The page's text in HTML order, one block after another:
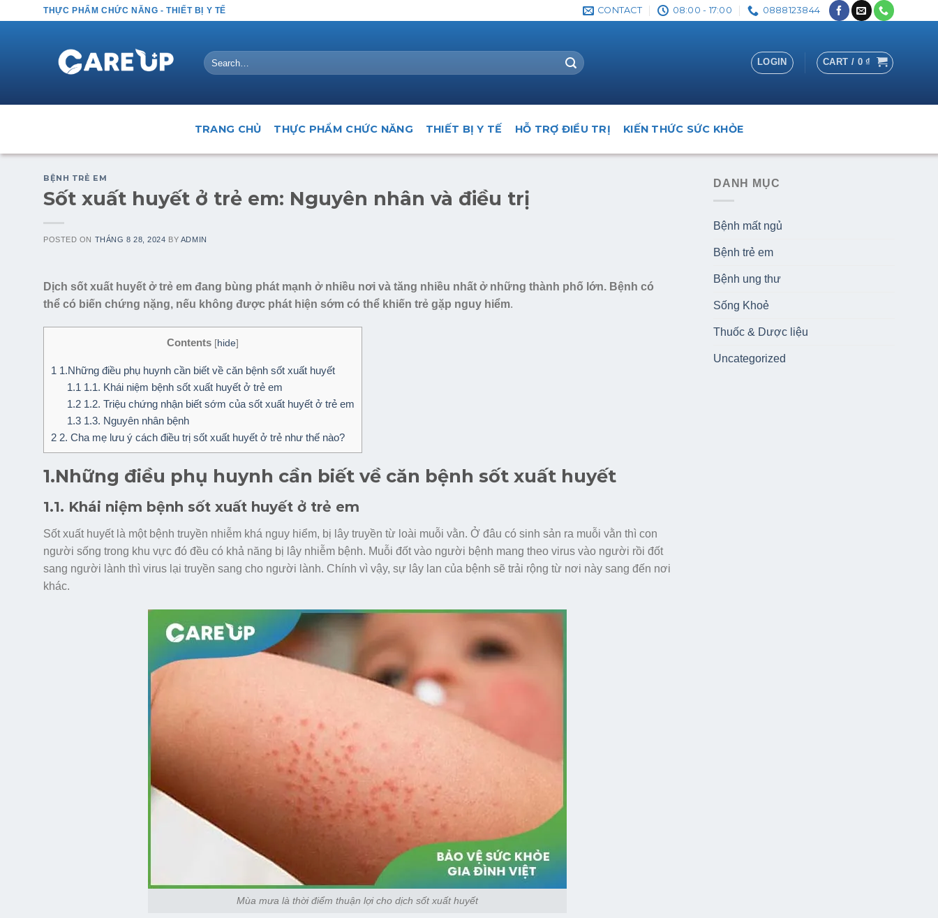
THỰC PHẨM CHỨC NĂNG - THIẾT BỊ Y TẾ CONTACT 08:00 - 17:00 0888123844
Search
for:
LOGIN CART / 0₫
TRANG CHỦ THỰC PHẨM CHỨC NĂNG THIẾT BỊ Y TẾ HỖ TRỢ ĐIỀU TRỊ KIẾN THỨC SỨC KHỎE
BỆNH TRẺ EM
Sốt xuất huyết ở trẻ em: Nguyên nhân và điều trị
POSTED ON THÁNG 8 28, 2024 BY ADMIN
Dịch sốt xuất huyết ở trẻ em đang bùng phát mạnh ở nhiều nơi và tăng nhiều nhất ở những thành phố lớn. Bệnh có
thể có biến chứng nặng, nếu không được phát hiện sớm có thể khiến trẻ gặp nguy hiểm.
Contents [hide]
1 1.Những điều phụ huynh cần biết về căn bệnh sốt xuất huyết
1.1 1.1. Khái niệm bệnh sốt xuất huyết ở trẻ em
1.21.2. Triệu chứng nhận biết sớm của sốt xuất huyết ở trẻ em
1.31.3. Nguyên nhân bệnh
2 2. Cha mẹ lưu ý cách điều trị sốt xuất huyết ở trẻ như thế nào?
1.Những điều phụ huynh cần biết về căn bệnh sốt xuất huyết
1.1. Khái niệm bệnh sốt xuất huyết ở trẻ em
Sốt xuất huyết là một bệnh truyền nhiễm khá nguy hiểm, bị lây truyền từ loài muỗi vằn. Ở đâu có sinh sản ra muỗi vằn thì con
người sống trong khu vực đó đều có khả năng bị lây nhiễm bệnh. Muỗi đốt vào người bệnh mang theo virus vào người rồi đốt
sang người lành thì virus lại truyền sang cho người lành. Chính vì vậy, sự lây lan của bệnh sẽ trải rộng từ nơi này sang đến nơi
khác.
Mùa mưa là thời điểm thuận lợi cho dịch sốt xuất huyết
DANH MỤC
Bệnh mất ngủ
Bệnh trẻ em
Bệnh ung thư
Sống Khoẻ
Thuốc & Dược liệu
Uncategorized